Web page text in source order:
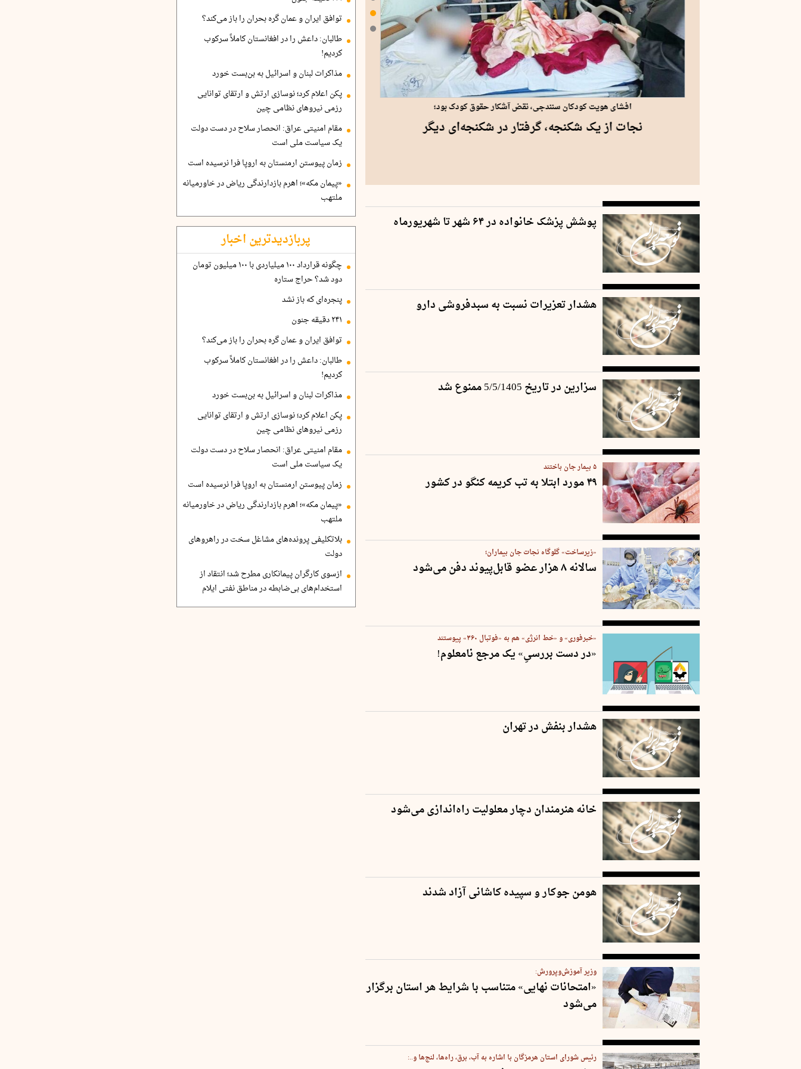
افشای هویت کودکان سنندجی، نقض آشکار حقوق کودک بود؛
نجات از یک شکنجه، گرفتار در شکنجه‌ای دیگر
پوشش پزشک خانواده در ۶۴ شهر تا شهریورماه
هشدار تعزیرات نسبت به سبدفروشی دارو
سزارین در تاریخ 5/5/1405 ممنوع شد
۵ بیمار جان باختند
۴۹ مورد ابتلا به تب کریمه کنگو در کشور
«زیرساخت» گلوگاه نجات جان بیماران؛
سالانه ۸ هزار عضو قابل‌پیوند دفن می‌شود
«خبرفوری» و «خط انرژی» هم به «فوتبال ۳۶۰»‌ پیوستند
«در دست بررسیِ» یک مرجع نامعلوم!
هشدار بنفش در تهران
خانه‌ هنرمندان دچار معلولیت راه‌اندازی می‌شود
هومن جوکار و سپیده کاشانی‌ آزاد شدند
وزیر آموزش‌وپرورش:
«امتحانات نهایی» متناسب با شرایط هر استان برگزار
می‌شود
رئیس شورای استان هرمزگان با اشاره به آب‌، برق، راه‌ها، لنج‌ها و..:
توافق ایران و عمان گره بحران را باز می‌کند؟
طالبان: داعش را در افغانستان کاملاً سرکوب
کردیم!
مذاکرات لبنان و اسرائیل به بن‌بست خورد
پکن اعلام کرد؛ نوسازی ارتش و ارتقای توانایی
رزمی نیروهای نظامی چین
مقام امنیتی عراق: انحصار سلاح در دست دولت
یک سیاست ملی است
زمان پیوستن ارمنستان به اروپا فرا نرسیده است
«پیمان مکه»؛ اهرم بازدارندگی ریاض در خاورمیانه
ملتهب
پربازدیدترین اخبار
چگونه قرارداد ۱۰۰ میلیاردی با ۱۰۰ میلیون تومان
دود شد؟ حراج ستاره
پنجره‌ای که باز نشد
۲۴۱ دقیقه جنون
توافق ایران و عمان گره بحران را باز می‌کند؟
طالبان: داعش را در افغانستان کاملاً سرکوب
کردیم!
مذاکرات لبنان و اسرائیل به بن‌بست خورد
پکن اعلام کرد؛ نوسازی ارتش و ارتقای توانایی
رزمی نیروهای نظامی چین
مقام امنیتی عراق: انحصار سلاح در دست دولت
یک سیاست ملی است
زمان پیوستن ارمنستان به اروپا فرا نرسیده است
«پیمان مکه»؛ اهرم بازدارندگی ریاض در خاورمیانه
ملتهب
بلاتکلیفی پرونده‌های مشاغل سخت در راهروهای
دولت
ازسوی کارگران پیمانکاری مطرح شد؛ انتقاد از
استخدام‌های بی‌ضابطه در مناطق نفتی ایلام